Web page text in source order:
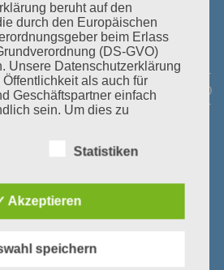
Montag bis Donnerstag:
16:45 UhrFreitag:08:30 - 13:30 Uhr
Montag bis Donnerstag:
08:00
Uhr Freitag: 08:00 - 14:00 Uhr
beruht auf den
durch den Europäischen
beim Erlass
(DS-GVO)
Unsere Datenschutzerklärung
als auch für
Geschäftspartner einfach
sein. Um dies zu
Datenschutzerklärung
Daten
Statistiken
Akzeptieren
speichern